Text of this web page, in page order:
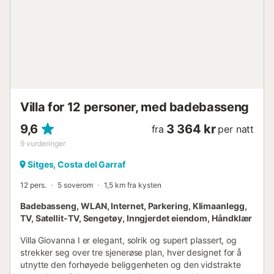
Villa for 12 personer, med badebasseng
9,6
9 vurderinger
fra 3 364 kr per natt
Sitges, Costa del Garraf
12 pers. 5 soverom 1,5 km fra kysten
Badebasseng, WLAN, Internet, Parkering, Klimaanlegg,
TV, Satellit-TV, Sengetøy, Inngjerdet eiendom, Håndklær
Villa Giovanna I er elegant, solrik og supert plassert, og
strekker seg over tre sjenerøse plan, hver designet for å
utnytte den forhøyede beliggenheten og den vidstrakte